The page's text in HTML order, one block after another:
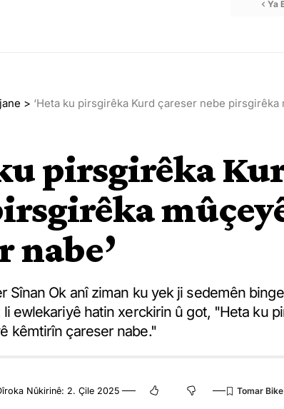
Ya
> ‘Heta ku pirsgirêka Kurd çareser nebe
pirsgirêka
nabe’
Sînan Ok anî ziman ku yek ji sedemên
ewlekariyê hatin xerckirin û got, "Heta ku
kêmtirîn çareser nabe."
Nûkirinê: 2. Çile 2025